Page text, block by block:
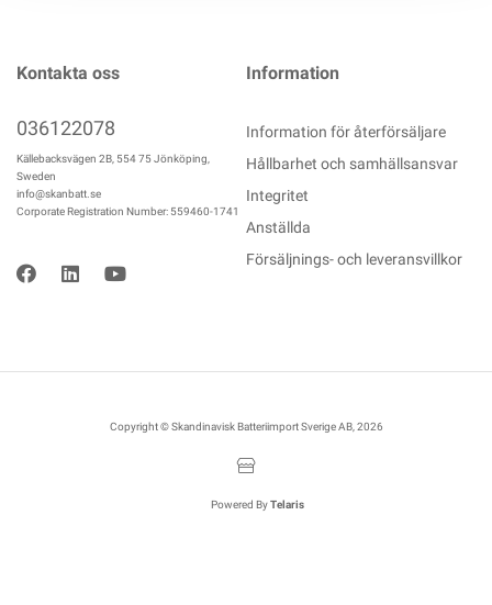
Kontakta oss
036122078
Källebacksvägen 2B, 554 75 Jönköping,
Sweden
info@skanbatt.se
Corporate Registration Number: 559460-1741
Information
Information för återförsäljare
Hållbarhet och samhällsansvar
Integritet
Anställda
Försäljnings- och leveransvillkor
Copyright © Skandinavisk Batteriimport Sverige AB, 2026
Powered ByTelaris